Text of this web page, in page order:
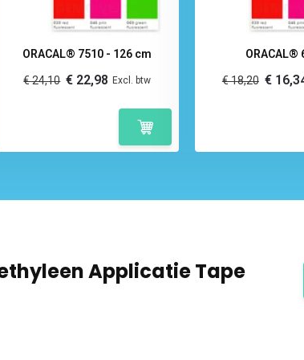
ORACAL® 7510 - 126 cm
€ 24,10 € 22,98 Excl. btw
ORACAL®
€ 18,20 €
Applicatie Tape